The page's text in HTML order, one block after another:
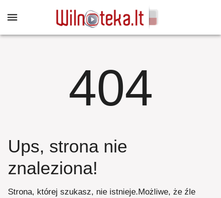
404
Ups, strona nie
znaleziona!
Strona, której szukasz, nie istnieje.Możliwe, że źle